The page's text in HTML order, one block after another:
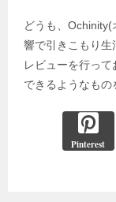
どうも、
響で引きこもり
レビューを行っ
できるようなもの
Pinterest